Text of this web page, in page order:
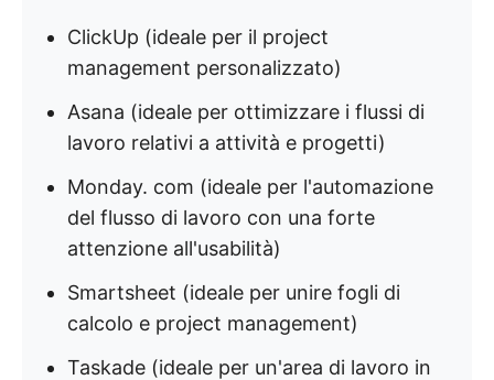
ClickUp (ideale per il project
management personalizzato)
Asana (ideale per ottimizzare i flussi di
lavoro relativi a attività e progetti)
Monday. com (ideale per l'automazione
del flusso di lavoro con una forte
attenzione all'usabilità)
Smartsheet (ideale per unire fogli di
calcolo e project management)
Taskade (ideale per un'area di lavoro in